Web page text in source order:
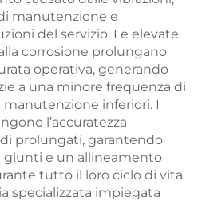
manutenzione e
del servizio. Le elevate
corrosione prolungano
operativa, generando
a una minore frequenza di
inferiori. I
l’accuratezza
prolungati, garantendo
giunti e un allineamento
tutto il loro ciclo di vita
specializzata impiegata